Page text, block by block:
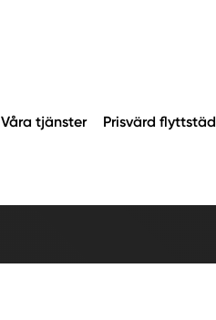
Våra tjänster Prisvärd flyttstäd